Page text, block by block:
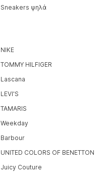
Sneakers ψηλά
NIKE
TOMMY HILFIGER
Lascana
LEVI'S
TAMARIS
Weekday
Barbour
UNITED COLORS OF BENETTON
Juicy Couture